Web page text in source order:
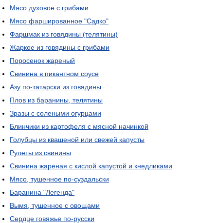
Мясо духовое с грибами
Мясо фаршированное "Садко"
Фаршмак из говядины (телятины)
Жаркое из говядины с грибами
Поросенок жареный
Свинина в пикантном соусе
Азу по-татарски из говядины
Плов из баранины, телятины
Зразы с солеными огурцами
Блинчики из картофеля с мясной начинкой
Голубцы из квашеной или свежей капусты
Рулеты из свинины
Свинина жареная с кислой капустой и кнедликами
Мясо, тушенное по-суздальски
Баранина "Легенда"
Вымя, тушенное с овощами
Сердце говяжье по-русски